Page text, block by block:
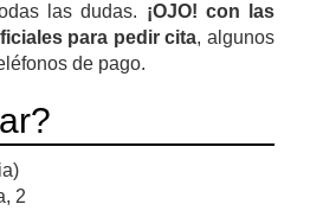
las dudas. ¡OJO! con las
para pedir cita, algunos
de pago.
2